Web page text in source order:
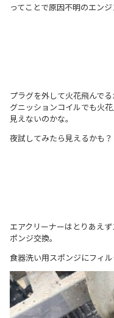
ってことで原因不明のエン
プラグを外して火花飛んで
グニッションコイルでも火
見えないのかな。
夜試してみたら見えるかも？
エアクリーナーはとりあえ
ポンジ交換。
食器洗い用スポンジにフィル